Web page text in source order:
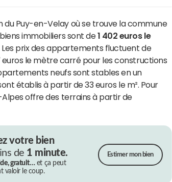
Puy-en-Velay où se trouve la commune
immobiliers sont de1 402 euros le
prix des appartements fluctuent de
euros le mètre carré pour les constructions
neufs sont stables en un
établis à partir de 33 euros le m². Pour
offre des terrains à partir de
votre bien
de 1 minute.
gratuit…et ça peut
valoir le coup.
Estimer mon bien